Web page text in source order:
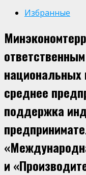
Избранные
национальных
среднее
поддержка
и